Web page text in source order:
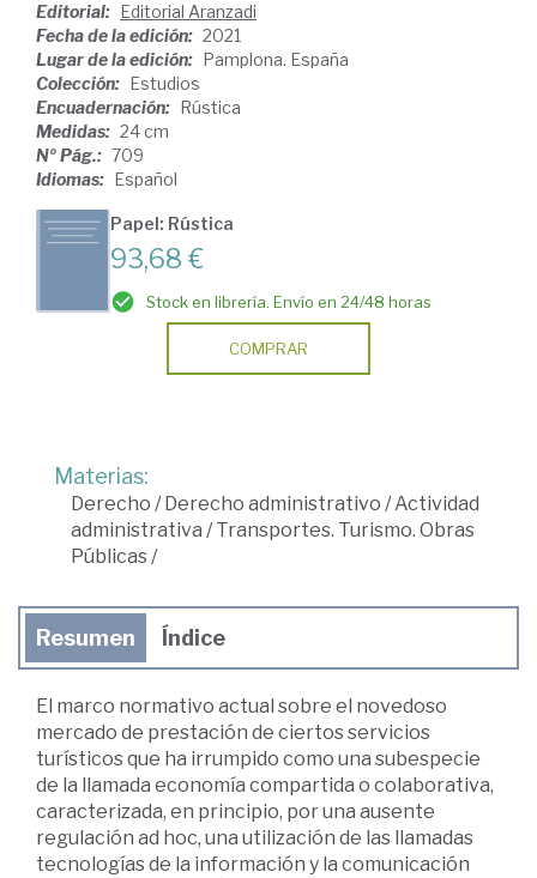
Editorial: Editorial Aranzadi
Fecha de la edición: 2021
Lugar de la edición: Pamplona. España
Colección: Estudios
Encuadernación: Rústica
Medidas: 24 cm
Nº Pág.: 709
Idiomas: Español
Papel: Rústica
93,68 €
Stock en librería. Envío en 24/48 horas
COMPRAR
Materias:
Derecho / Derecho administrativo /Actividad
administrativa /Transportes. Turismo. Obras
Públicas/
Resumen Índice
El marco normativo actual sobre el novedoso
mercado de prestación de ciertos servicios
turísticos que ha irrumpido como una subespecie
de la llamada economía compartida o colaborativa,
caracterizada, en principio, por una ausente
regulación ad hoc, una utilización de las llamadas
tecnologías de la información y la comunicación